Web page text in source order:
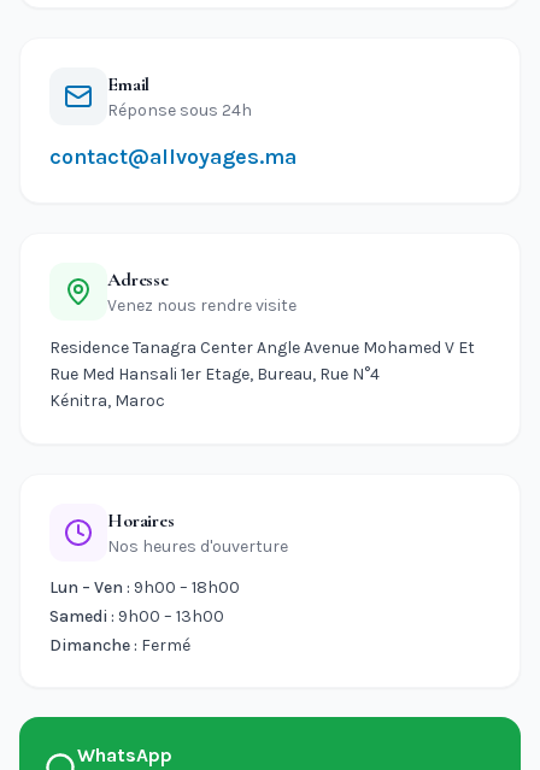
Email
Réponse sous 24h
contact@allvoyages.ma
Adresse
Venez nous rendre visite
Residence Tanagra Center Angle Avenue Mohamed V Et
Rue Med Hansali 1er Etage, Bureau, Rue N°4
Kénitra, Maroc
Horaires
Nos heures d'ouverture
Lun – Ven : 9h00 – 18h00
Samedi : 9h00 – 13h00
Dimanche : Fermé
WhatsApp